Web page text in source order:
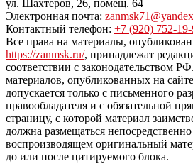
ул. Шахтеров, 26, помещ. 64
Электронная почта:
Контактный телефон: +7 (920) 752-19-
Все права на материалы,
https://zanmsk.ru/, принадлежат
соответствии с законодательством
материалов, опубликованных на сайте
допускается только с письменного
правообладателя и с обязательной
страницу, с которой материал
должна размещаться непосредственно
воспроизводящем оригинальный
до или после цитируемого блока.